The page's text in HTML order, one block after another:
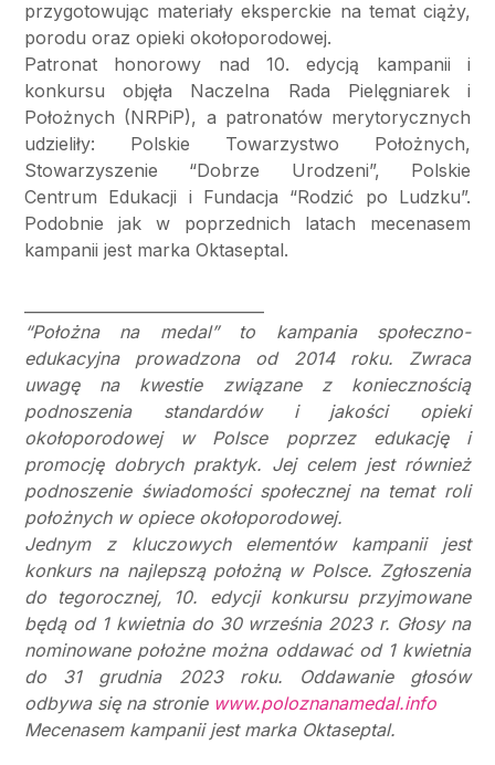
przygotowując materiały eksperckie na temat ciąży,
porodu oraz opieki okołoporodowej.
Patronat honorowy nad 10. edycją kampanii i
konkursu objęła Naczelna Rada Pielęgniarek i
Położnych (NRPiP), a patronatów merytorycznych
udzieliły: Polskie Towarzystwo Położnych,
Stowarzyszenie “Dobrze Urodzeni”, Polskie
Centrum Edukacji i Fundacja “Rodzić po Ludzku”.
Podobnie jak w poprzednich latach mecenasem
kampanii jest marka Oktaseptal.
“Położna na medal” to kampania społeczno-
edukacyjna prowadzona od 2014 roku. Zwraca
uwagę na kwestie związane z koniecznością
podnoszenia standardów i jakości opieki
okołoporodowej w Polsce poprzez edukację i
promocję dobrych praktyk. Jej celem jest również
podnoszenie świadomości społecznej na temat roli
położnych w opiece okołoporodowej.
Jednym z kluczowych elementów kampanii jest
konkurs na najlepszą położną w Polsce. Zgłoszenia
do tegorocznej, 10. edycji konkursu przyjmowane
będą od 1 kwietnia do 30 września 2023 r. Głosy na
nominowane położne można oddawać od 1 kwietnia
do 31 grudnia 2023 roku. Oddawanie głosów
odbywa się na stronie www.poloznanamedal.info
Mecenasem kampanii jest marka Oktaseptal.